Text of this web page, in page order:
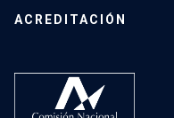
ACREDITACIÓN